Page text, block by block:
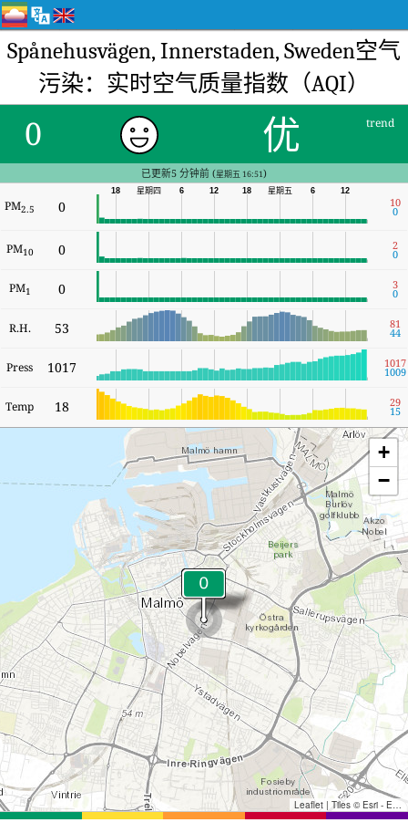
Spånehusvägen, Innerstaden, Sweden空气
污染：实时空气质量指数（AQI）
0 优 trend
已更新5 分钟前 (星期五 16:51)
PM2.5 0
12
6
星期五
18
12
6
星期四
18
10
0
PM10 0 2
0
PM1 0 3
0
R.H. 53 81
44
Press 1017 1017
1009
Temp 18 29
15
+
−
Leaflet | Tiles © Esri - Esri, DeLorme, NAVTEQ, TomTom, Intermap, iPC, USGS, FAO, NPS, NRCAN, GeoBase, Kadaster NL, Ordnance Survey, Esri Japan, METI, Esri China (Hong Kong), and the GIS User Community